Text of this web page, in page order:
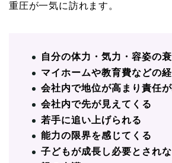
重圧が一気に訪れます。
自分の体力・気力・容姿の衰
マイホームや教育費などの
会社内で地位が高まり責任
会社内で先が見えてくる
若手に追い上げられる
能力の限界を感じてくる
子どもが成長し必要とされ